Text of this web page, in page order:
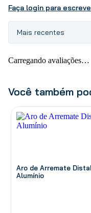
Faça login para
Mais recentes
Carregando avaliações…
Você também
Aro de Arremate
Alumínio